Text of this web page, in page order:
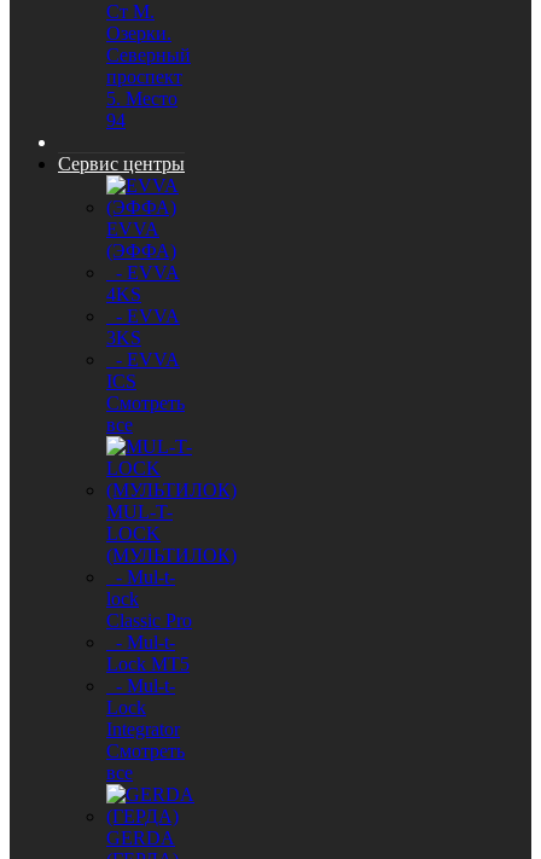
Ст М.
Озерки.
Северный
проспект
5. Место
94
Сервис центры
EVVA
(ЭФФА)
- EVVA
4KS
- EVVA
3KS
- EVVA
ICS
Смотреть
все
MUL-T-
LOCK
(МУЛЬТИЛОК)
- Mul-t-
lock
Classic Pro
- Mul-t-
Lock MT5
- Mul-t-
Lock
Integrator
Смотреть
все
GERDA